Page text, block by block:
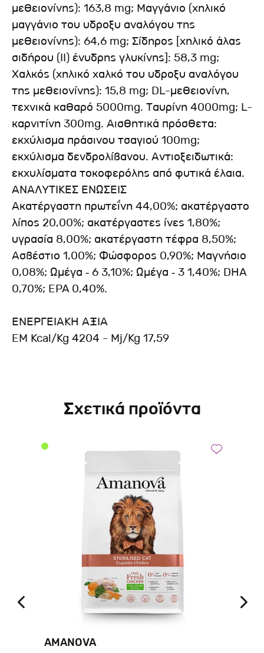
μεθειονίνης): 163,8 mg; Μαγγάνιο (χηλικό
μαγγάνιο του υδροξυ αναλόγου της
μεθειονίνης): 64,6 mg; Σίδηρος [χηλικό άλας
σιδήρου (II) ένυδρης γλυκίνης]: 58,3 mg;
Χαλκός (χηλικό χαλκό του υδροξυ αναλόγου
της μεθειονίνης): 15,8 mg; DL-μεθειονίνη,
τεχνικά καθαρό 5000mg. Ταυρίνη 4000mg; L-
καρνιτίνη 300mg. Αισθητικά πρόσθετα:
εκχύλισμα πράσινου τσαγιού 100mg;
εκχύλισμα δενδρολίβανου. Αντιοξειδωτικά:
εκχυλίσματα τοκοφερόλης από φυτικά έλαια.
ΑΝΑΛΥΤΙΚΕΣ ΕΝΩΣΕΙΣ
Ακατέργαστη πρωτεΐνη 44,00%; ακατέργαστο
λίπος 20,00%; ακατέργαστες ίνες 1,80%;
υγρασία 8,00%; ακατέργαστη τέφρα 8,50%;
Ασβέστιο 1,00%; Φώσφορος 0,90%; Μαγνήσιο
0,08%; Ωμέγα ‐ 6 3,10%; Ωμέγα ‐ 3 1,40%; DHA
0,70%; EPA 0,40%.
ΕΝΕΡΓΕΙΑΚΗ ΑΞΙΑ
EM Kcal/Kg 4204 - Mj/Kg 17,59
Σχετικά προϊόντα
AMANOVA